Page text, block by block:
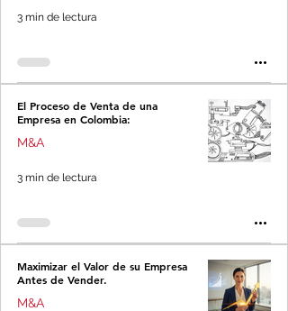
3 min de lectura
El Proceso de Venta de una
Empresa en Colombia:
M&A
3 min de lectura
Maximizar el Valor de su Empresa
Antes de Vender.
M&A